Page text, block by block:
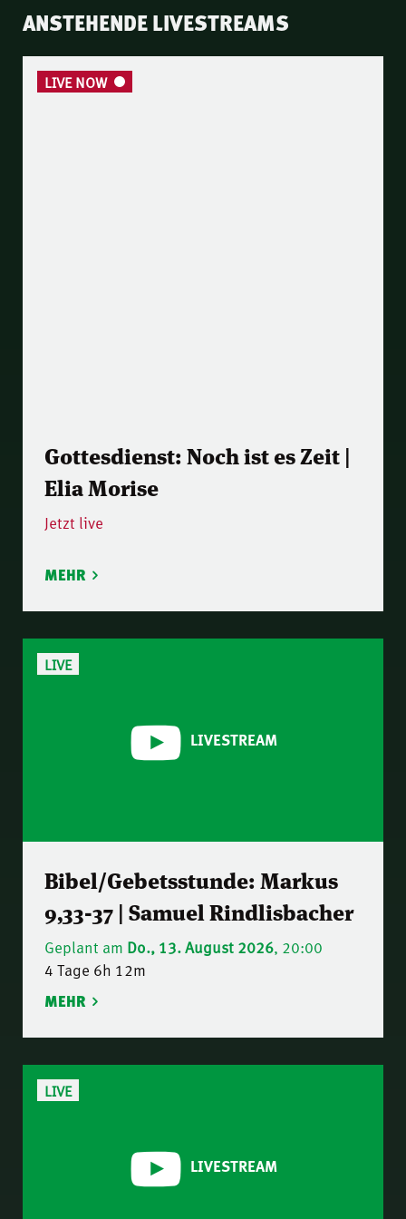
ANSTEHENDE LIVESTREAMS
LIVE NOW
Gottesdienst: Noch ist es Zeit |
Elia Morise
Jetzt live
MEHR
LIVE
LIVESTREAM
Bibel/Gebetsstunde: Markus
9,33-37 | Samuel Rindlisbacher
Geplant am Do., 13. August 2026, 20:00
4 Tage 6h 12m
MEHR
LIVE
LIVESTREAM